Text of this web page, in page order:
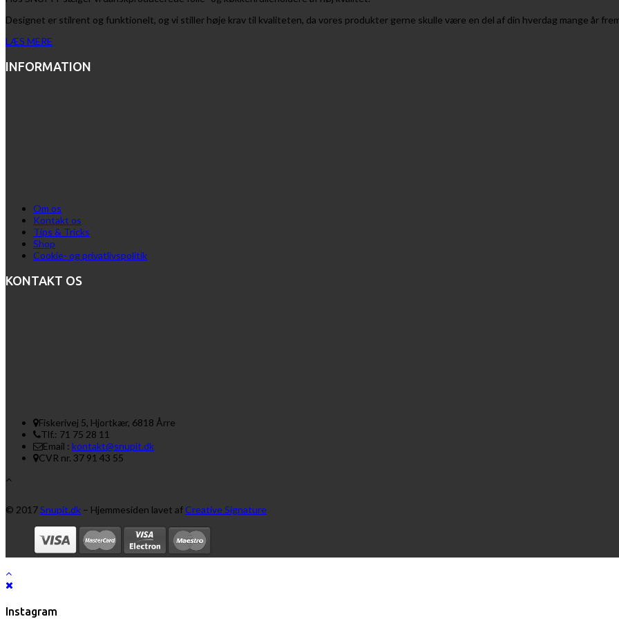
Designet er stilrent og funktionelt, og vi stiller høje krav til kvaliteten, da vores produkter gerne skulle være en del af din hverdag mange år
LÆS MERE
INFORMATION
Om os
Kontakt os
Tips & Tricks
Shop
Cookie- og privatlivspolitik
KONTAKT OS
Fiskerivej 5, Hjortkær, 6818 Årre
Tlf.: 71 75 28 11
Email : kontakt@snupit.dk
CVR nr. 37 91 43 55
© 2017Snupit.dk – Hjemmesiden lavet afCreative Signature
Instagram